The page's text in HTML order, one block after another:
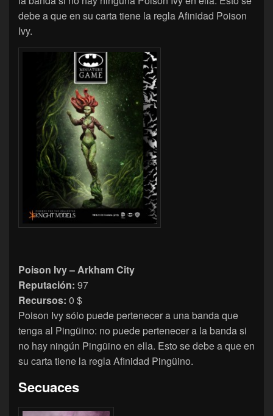
debe a que en su carta tiene la regla Afinidad Poison
Ivy.
Poison Ivy – Arkham City
Reputación: 97
Recursos: 0 $
Poison Ivy sólo puede pertenecer a una banda que
tenga al Pingüino: no puede pertenecer a la banda si
no hay ningún Pingüino en ella. Esto se debe a que en
su carta tiene la regla Afinidad Pingüino.
Secuaces